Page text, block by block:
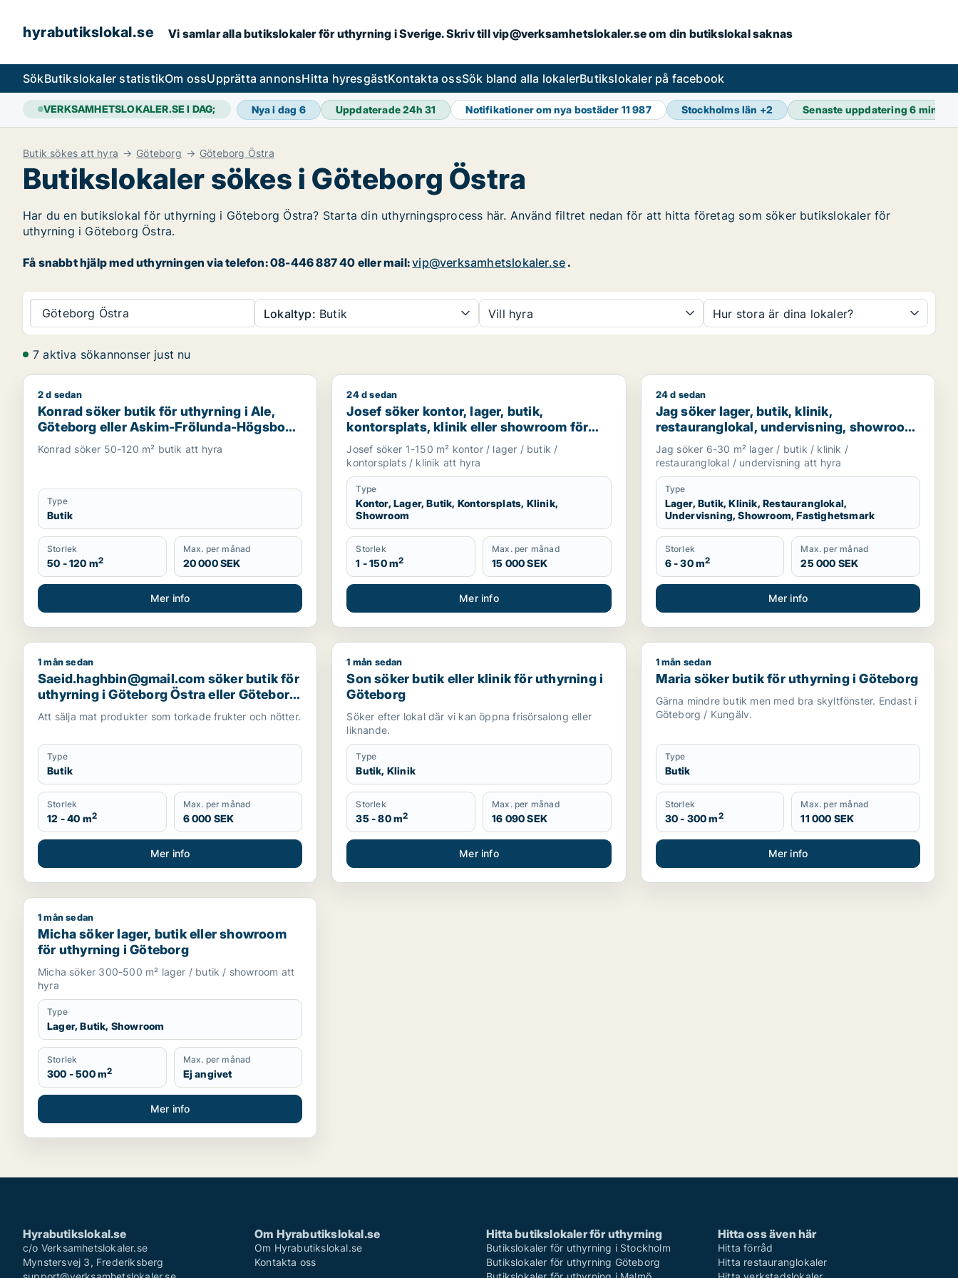
hyrabutikslokal.se Vi samlar alla butikslokaler för uthyrning i Sverige. Skriv till vip@verksamhetslokaler.se om din butikslokal saknas
SökButikslokaler statistikOm ossUpprätta annonsHitta hyresgästKontakta ossSök bland alla lokalerButikslokaler på facebook
VERKSAMHETSLOKALER.SE I DAG; Nya i dag 6 Uppdaterade 24h31 Notifikationer om nya bostäder 11 987 Stockholms län +2 Senaste uppdatering6 min
Butik sökes att hyra Göteborg Göteborg Östra
Butikslokaler sökes i Göteborg Östra
Har du en butikslokal för uthyrning i Göteborg Östra? Starta din uthyrningsprocess här. Använd filtret nedan för att hitta företag som söker butikslokaler för
uthyrning i Göteborg Östra.
Få snabbt hjälp med uthyrningen via telefon: 08-446 887 40 eller mail:vip@verksamhetslokaler.se.
Göteborg Östra Lokaltyp: Butik Vill hyra Hur stora är dina lokaler?
7 aktiva sökannonser just nu
Konrad söker butik för uthyrning i Ale, Göteborg eller Askim-Frölunda-Högsbo m.fl.
2 d sedan
Konrad söker butik för uthyrning i Ale,
Göteborg eller Askim-Frölunda-Högsbo
m.fl.
Konrad söker 50-120 m² butik att hyra
Type
Butik
Storlek
50 - 120 m2
Max. per månad
20 000 SEK
Mer info
Josef söker kontor, lager, butik, kontorsplats, klinik eller showroom för uthyrning i Göteborg
24 d sedan
Josef söker kontor, lager, butik,
kontorsplats, klinik eller showroom för
uthyrning i Göteborg
Josef söker 1-150 m² kontor / lager / butik /
kontorsplats / klinik att hyra
Type
Kontor, Lager, Butik, Kontorsplats, Klinik,
Showroom
Storlek
1 - 150 m2
Max. per månad
15 000 SEK
Mer info
Jag söker lager, butik, klinik, restauranglokal,
24 d sedan
Jag söker lager, butik, klinik,
restauranglokal, undervisning, showroom
eller fastighetsmark för uthyrning i
Lundby, Göteborg eller Askim-Frölunda-
Högsbo m.fl.
Jag söker 6-30 m² lager / butik / klinik /
restauranglokal / undervisning att hyra
Type
Lager, Butik, Klinik, Restauranglokal,
Undervisning, Showroom, Fastighetsmark
Storlek
6 - 30 m2
Max. per månad
25 000 SEK
Mer info
Saeid.haghbin@gmail.com söker butik för uthyrning i Göteborg Östra eller Göteborg Centrum
1 mån sedan
Saeid.haghbin@gmail.com söker butik för
uthyrning i Göteborg Östra eller Göteborg
Centrum
Att sälja mat produkter som torkade frukter och nötter.
Type
Butik
Storlek
12 - 40 m2
Max. per månad
6 000 SEK
Mer info
Son söker butik eller klinik för uthyrning i Göteborg
1 mån sedan
Son söker butik eller klinik för uthyrning i
Göteborg
Söker efter lokal där vi kan öppna frisörsalong eller
liknande.
Type
Butik, Klinik
Storlek
35 - 80 m2
Max. per månad
16 090 SEK
Mer info
Maria söker butik för uthyrning i Göteborg
1 mån sedan
Maria söker butik för uthyrning i Göteborg
Gärna mindre butik men med bra skyltfönster. Endast i
Göteborg / Kungälv.
Type
Butik
Storlek
30 - 300 m2
Max. per månad
11 000 SEK
Mer info
Micha söker lager, butik eller showroom för uthyrning i Göteborg
1 mån sedan
Micha söker lager, butik eller showroom
för uthyrning i Göteborg
Micha söker 300-500 m² lager / butik / showroom att
hyra
Type
Lager, Butik, Showroom
Storlek
300 - 500 m2
Max. per månad
Ej angivet
Mer info
Hyrabutikslokal.se
c/o Verksamhetslokaler.se
Mynstersvej 3, Frederiksberg
Om Hyrabutikslokal.se
Om Hyrabutikslokal.se
Kontakta oss
Hitta butikslokaler för uthyrning
Butikslokaler för uthyrning i Stockholm
Butikslokaler för uthyrning Göteborg
Hitta oss även här
Hitta förråd
Hitta restauranglokaler